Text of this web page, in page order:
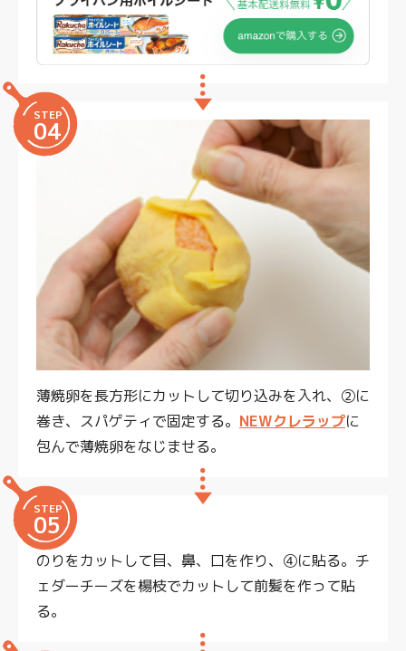
STEP
04
薄焼卵を長方形にカットして切り込みを入れ、②に
巻き、スパゲティで固定する。 NEWクレラップに
包んで薄焼卵をなじませる。
STEP
05
のりをカットして目、鼻、口を作り、④に貼る。チ
ェダーチーズを楊枝でカットして前髪を作って貼
る。